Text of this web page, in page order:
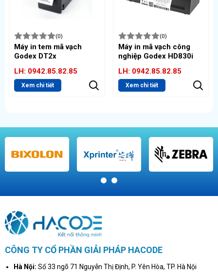
Nếu cần giải đáp hoặc tư vấn thêm về loại tem phù hợp,
hãy liên hệ với công ty Hacode.
Hotline 0942.85.82.85
Máy in mã vạch công
nghiệp Godex HD830i
LH: 0942.85.82.85
Xem chi tiết
Máy in mã vạch
nghiệp Godex
LH:
Xem chi tiết
1 2
CÔNG TY CỔ PHẦN GIẢI PHÁP HACODE
Hà Nội: Số 33 ngõ 71 Nguyễn Thị Định, P. Yên Hòa, TP. Hà Nội